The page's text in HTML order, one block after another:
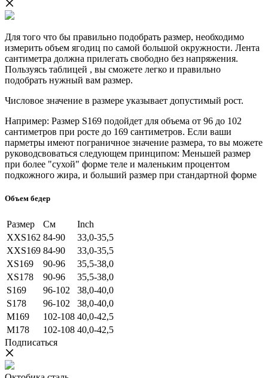
Для того что бы правильно подобрать размер, необходимо
измерить объем ягодиц по самой большой окружности. Лента
сантиметра должна прилегать свободно без напряжения.
Пользуясь таблицей , вы сможете легко и правильно
подобрать нужный вам размер.
Числовое значение в размере указывает допустимый рост.
Например: Размер S169 подойдет для объема от 96 до 102
сантиметров при росте до 169 сантиметров. Если ваши
парметры имеют пограничное значение размера, то вы можете
руководсвоваться следующем принципом: Меньшей размер
при более "сухой" форме теле и маленьким процентом
подкожного жира, и больший размер при стандартной форме
Объем бедер
Размер См
Inch
XXS162 84-90
33,0-35,5
XXS169 84-90
33,0-35,5
XS169
90-96
35,5-38,0
XS178
90-96
35,5-38,0
S169
96-102
38,0-40,0
S178
96-102
38,0-40,0
M169
102-108 40,0-42,5
M178
102-108 40,0-42,5
Подписаться